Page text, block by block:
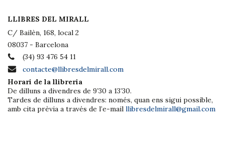
LLIBRES DEL MIRALL
C/ Bailèn, 168, local 2
08037 - Barcelona
(34) 93 476 54 11
contacte@llibresdelmirall.com
Horari de la llibreria
De dilluns a divendres de 9’30 a 13’30.
Tardes de dilluns a divendres: només, quan ens sigui possible,
amb cita prèvia a través de l’e-mail llibresdelmirall@gmail.com